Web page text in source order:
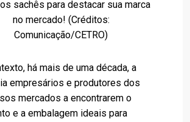
sachês para destacar sua marca
no mercado! (Créditos:
Comunicação/CETRO)
há mais de uma década, a
empresários e produtores dos
mercados a encontrarem o
e a embalagem ideais para